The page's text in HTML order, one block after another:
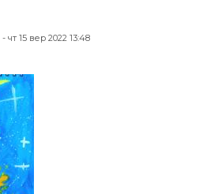
-чт 15 вер 2022 13:48